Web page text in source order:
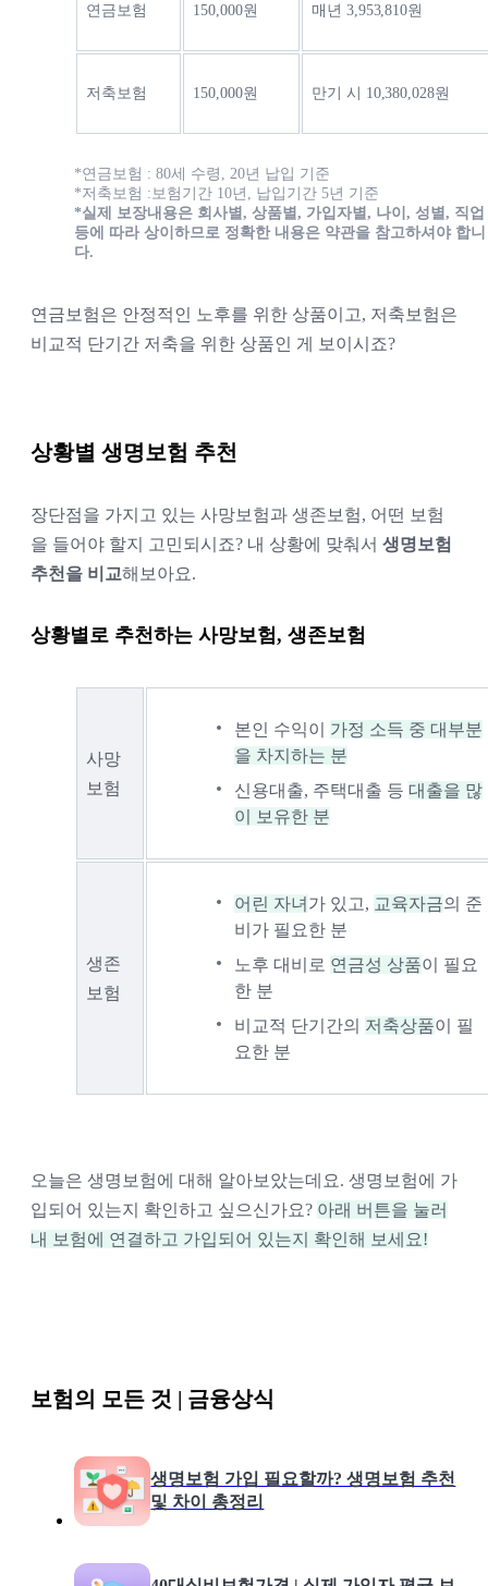
연금보험 150,000원 매년 3,953,810원
저축보험 150,000원 만기 시 10,380,028원
*연금보험 : 80세 수령, 20년 납입 기준
*저축보험 :보험기간 10년, 납입기간 5년 기준
*실제 보장내용은 회사별, 상품별, 가입자별, 나이, 성별, 직업
등에 따라 상이하므로 정확한 내용은 약관을 참고하셔야 합니
다.
연금보험은 안정적인 노후를 위한 상품이고, 저축보험은
비교적 단기간 저축을 위한 상품인 게 보이시죠?
상황별 생명보험 추천
장단점을 가지고 있는 사망보험과 생존보험, 어떤 보험
을 들어야 할지 고민되시죠? 내 상황에 맞춰서 생명보험
추천을 비교해보아요.
상황별로 추천하는 사망보험, 생존보험
사망
보험
본인 수익이 가정 소득 중 대부분
을 차지하는 분
신용대출, 주택대출 등 대출을 많
이 보유한 분
생존
보험
어린 자녀 가 있고, 교육자금의 준
비가 필요한 분
노후 대비로 연금성 상품이 필요
한 분
비교적 단기간의 저축상품이 필
요한 분
오늘은 생명보험에 대해 알아보았는데요. 생명보험에 가
입되어 있는지 확인하고 싶으신가요? 아래 버튼을 눌러
내 보험에 연결하고 가입되어 있는지 확인해 보세요!
보험의 모든 것 | 금융상식
생명보험 가입 필요할까? 생명보험 추천
및 차이 총정리